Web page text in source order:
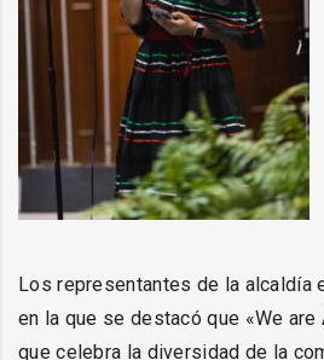
Los representantes de la alcaldía
en la que se destacó que «We
que celebra la diversidad de la